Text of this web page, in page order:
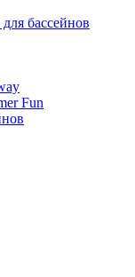
бассейнов
Fun